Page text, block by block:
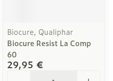
Biocure, Qualiphar
Biocure Resist La Comp
60
29,95 €